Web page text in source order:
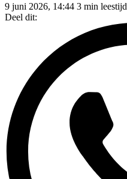
9 juni 2026, 14:44 3 min leestijd
Deel dit: